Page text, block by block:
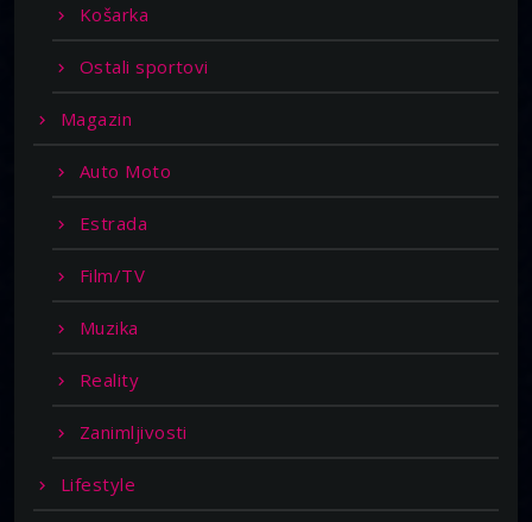
Košarka
Ostali sportovi
Magazin
Auto Moto
Estrada
Film/TV
Muzika
Reality
Zanimljivosti
Lifestyle